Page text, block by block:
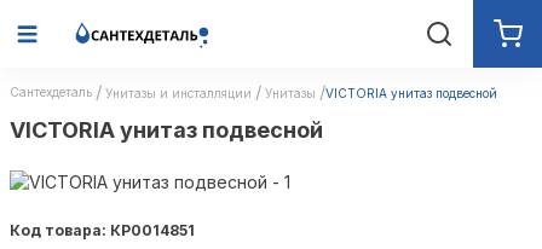
Сантехдеталь Унитазы и инсталляции Унитазы VICTORIA унитаз подвесной
VICTORIA унитаз подвесной
Код товара: КР0014851